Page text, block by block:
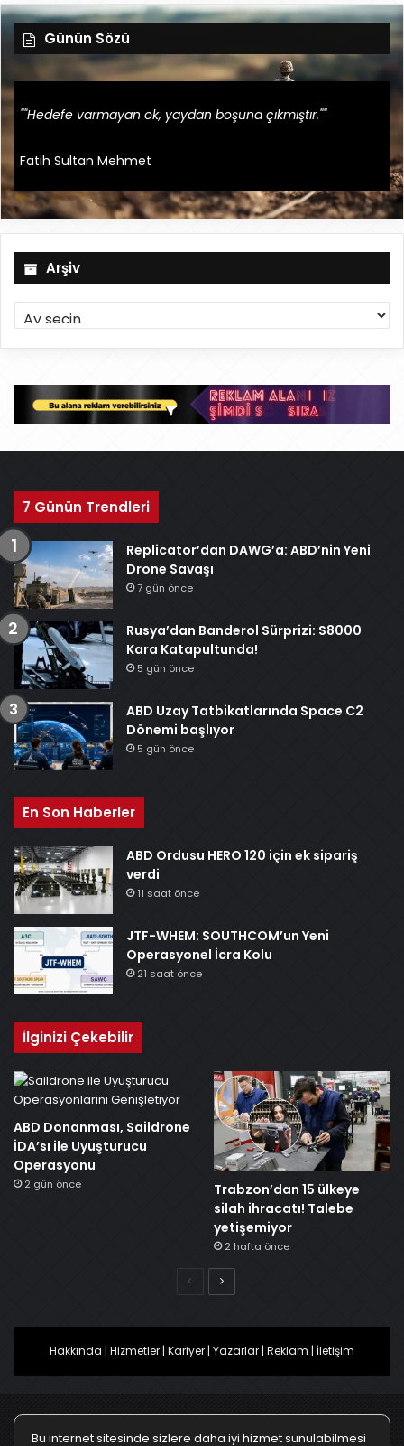
Günün Sözü
""Hedefe varmayan ok, yaydan boşuna çıkmıştır.""
Fatih Sultan Mehmet
Arşiv
r
ş
v
7 Günün Trendleri
Replicator’dan DAWG’a: ABD’nin Yeni
Drone Savaşı
7 gün önce
Rusya’dan Banderol Sürprizi: S8000
Kara Katapultunda!
5 gün önce
ABD Uzay Tatbikatlarında Space C2
Dönemi başlıyor
5 gün önce
En Son Haberler
ABD Ordusu HERO 120 için ek sipariş
verdi
11 saat önce
JTF-WHEM: SOUTHCOM’un Yeni
Operasyonel İcra Kolu
21 saat önce
İlginizi Çekebilir
ABD Donanması, Saildrone
İDA’sı ile Uyuşturucu
Operasyonu
2 gün önce
Trabzon’dan 15 ülkeye
silah ihracatı! Talebe
yetişemiyor
2 hafta önce
ÖncekiSonraki
Hakkında | Hizmetler | Kariyer | Yazarlar | Reklam | İletişim
Bu internet sitesinde sizlere daha iyi hizmet sunulabilmesi